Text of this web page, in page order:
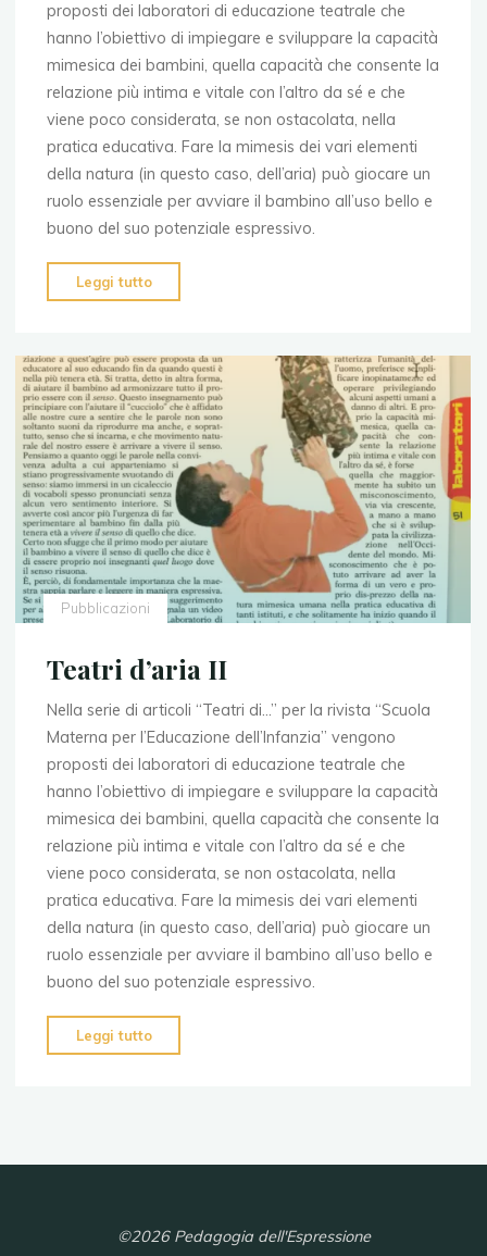
proposti dei laboratori di educazione teatrale che
hanno l’obiettivo di impiegare e sviluppare la capacità
mimesica dei bambini, quella capacità che consente la
relazione più intima e vitale con l’altro da sé e che
viene poco considerata, se non ostacolata, nella
pratica educativa. Fare la mimesis dei vari elementi
della natura (in questo caso, dell’aria) può giocare un
ruolo essenziale per avviare il bambino all’uso bello e
buono del suo potenziale espressivo.
Leggi tutto
d’aria
Pubblicazioni
Teatri d’aria II
Nella serie di articoli “Teatri di…” per la rivista “Scuola
Materna per l’Educazione dell’Infanzia” vengono
proposti dei laboratori di educazione teatrale che
hanno l’obiettivo di impiegare e sviluppare la capacità
mimesica dei bambini, quella capacità che consente la
relazione più intima e vitale con l’altro da sé e che
viene poco considerata, se non ostacolata, nella
pratica educativa. Fare la mimesis dei vari elementi
della natura (in questo caso, dell’aria) può giocare un
ruolo essenziale per avviare il bambino all’uso bello e
buono del suo potenziale espressivo.
Leggi tutto
d’aria
©2026 Pedagogia dell'Espressione